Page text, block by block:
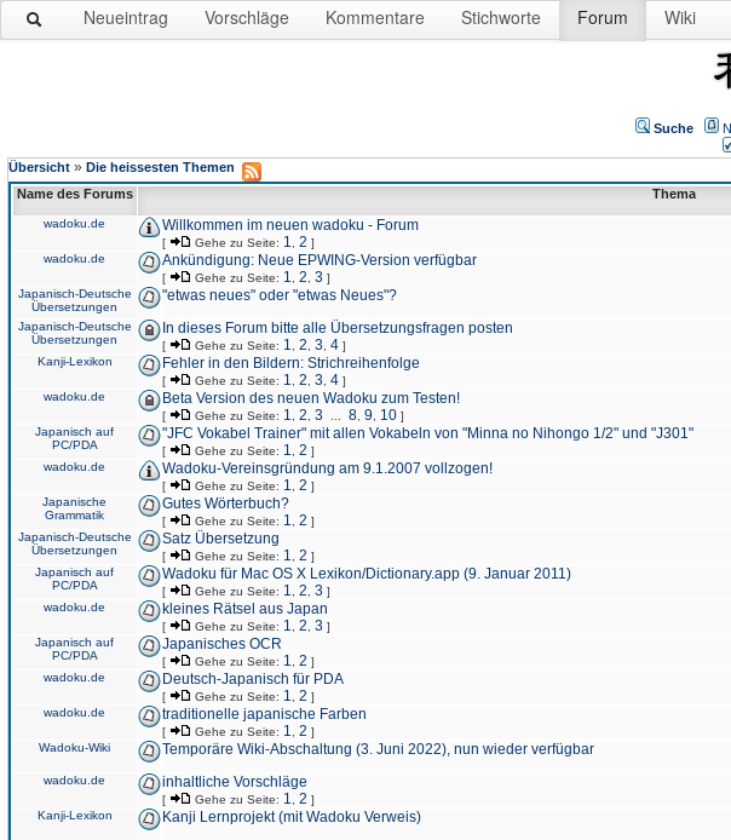
Neueintrag Vorschläge Kommentare Stichworte Forum Wiki
Suche
Übersicht » Die heissesten Themen
Name des Forums
Thema
wadoku.de Willkommen im neuen wadoku - Forum
[ Gehe zu Seite: 1 2 ]
wadoku.de Ankündigung: Neue EPWING-Version verfügbar
[ Gehe zu Seite: 1 2 3 ]
Japanisch-Deutsche
Übersetzungen
"etwas neues" oder "etwas Neues"?
Japanisch-Deutsche
Übersetzungen
In dieses Forum bitte alle Übersetzungsfragen posten
[ Gehe zu Seite: 1 2 3 4 ]
Kanji-Lexikon Fehler in den Bildern: Strichreihenfolge
[ Gehe zu Seite: 1 2 3 4 ]
wadoku.de Beta Version des neuen Wadoku zum Testen!
[ Gehe zu Seite: 1 2 3 8 9 10 ]
Japanisch auf
PC/PDA
"JFC Vokabel Trainer" mit allen Vokabeln von "Minna no Nihongo 1/2" und "J301"
[ Gehe zu Seite: 1 2 ]
wadoku.de Wadoku-Vereinsgründung am 9.1.2007 vollzogen!
[ Gehe zu Seite: 1 2 ]
Japanische
Grammatik
Gutes Wörterbuch?
[ Gehe zu Seite: 1 2 ]
Japanisch-Deutsche
Übersetzungen
Satz Übersetzung
[ Gehe zu Seite: 1 2 ]
Japanisch auf
PC/PDA
Wadoku für Mac OS X Lexikon/Dictionary.app (9. Januar 2011)
[ Gehe zu Seite: 1 2 3 ]
wadoku.de kleines Rätsel aus Japan
[ Gehe zu Seite: 1 2 3 ]
Japanisch auf
PC/PDA
Japanisches OCR
[ Gehe zu Seite: 1 2 ]
wadoku.de Deutsch-Japanisch für PDA
[ Gehe zu Seite: 1 2 ]
wadoku.de traditionelle japanische Farben
[ Gehe zu Seite: 1 2 ]
Wadoku-Wiki Temporäre Wiki-Abschaltung (3. Juni 2022), nun wieder verfügbar
wadoku.de inhaltliche Vorschläge
[ Gehe zu Seite: 1 2 ]
Kanji-Lexikon Kanji Lernprojekt (mit Wadoku Verweis)